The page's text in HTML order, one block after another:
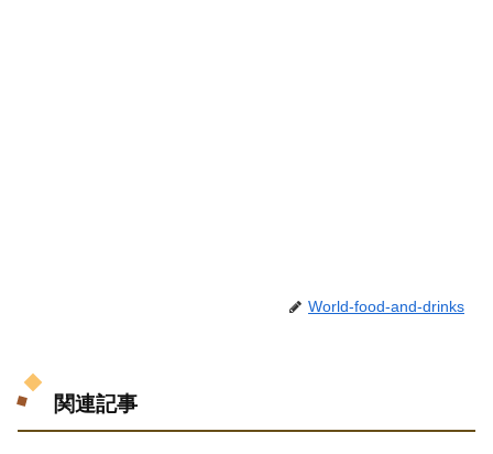
World-food-and-drinks
関連記事